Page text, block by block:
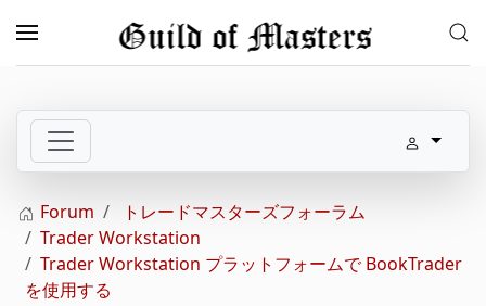
Skip to main content
Forum
トレードマスターズフォーラム
Trader Workstation
Trader Workstation プラットフォームで BookTrader
を使用する